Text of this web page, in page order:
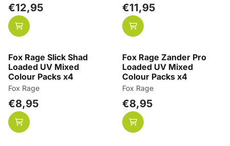
Prijs: 12,95
€12,95 Prijs: 11,95
€11,95
Fox Rage Slick Shad
Loaded UV Mixed
Colour Packs x4
Merk:
Fox Rage
Prijs: 8,95
€8,95
Fox Rage Zander Pro
Loaded UV Mixed
Colour Packs x4
Merk:
Fox Rage
Prijs: 8,95
€8,95